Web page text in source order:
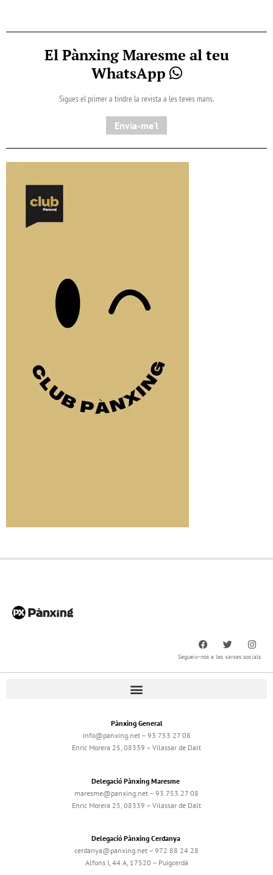
El Pànxing Maresme al teu
WhatsApp
Sigues el primer a tindre la revista a les teves mans.
Envia-me'l
Segueix-nos a les xarxes socials
Pànxing General
info@panxing.net – 93 753 27 08
Enric Morera 25, 08339 – Vilassar de Dalt
Delegació Pànxing Maresme
maresme@panxing.net – 93 753 27 08
Enric Morera 25, 08339 – Vilassar de Dalt
Delegació Pànxing Cerdanya
cerdanya@panxing.net – 972 88 24 28
Alfons I, 44 A, 17520 – Puigcerdà